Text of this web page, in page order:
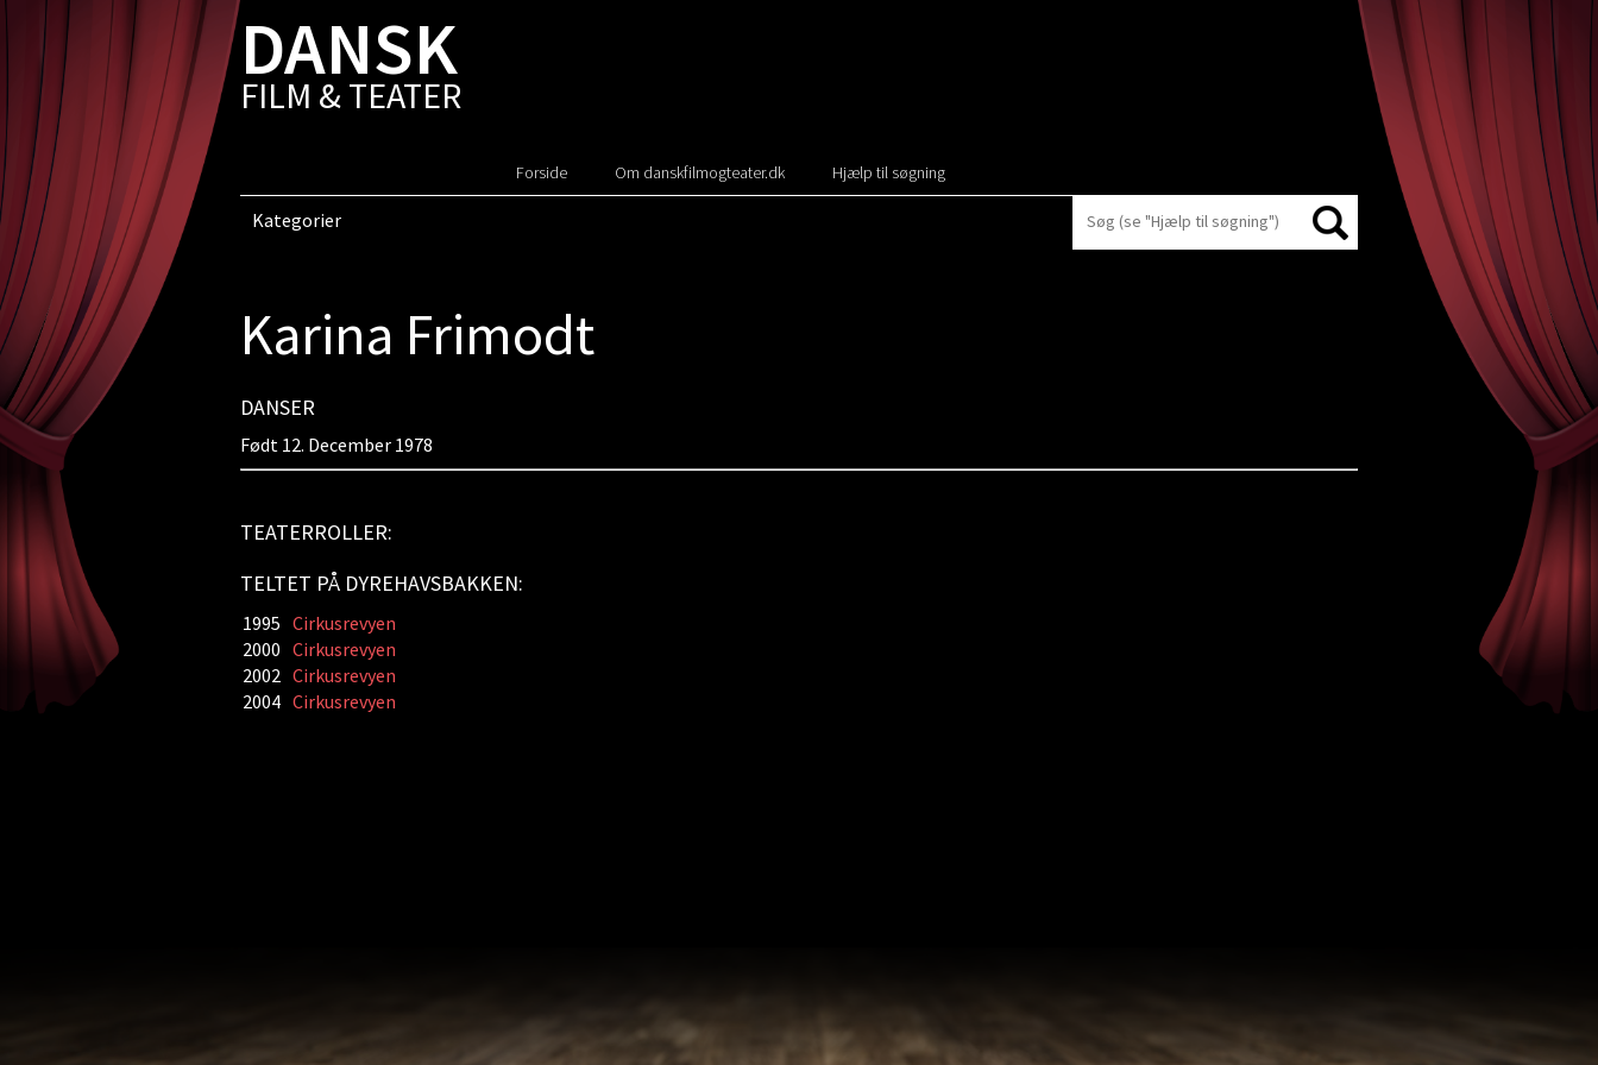
DANSK
FILM & TEATER
Forside Om danskfilmogteater.dk Hjælp til søgning
Kategorier
Karina Frimodt
DANSER
Født 12. December 1978
TEATERROLLER:
TELTET PÅ DYREHAVSBAKKEN:
1995 Cirkusrevyen
2000 Cirkusrevyen
2002 Cirkusrevyen
2004 Cirkusrevyen